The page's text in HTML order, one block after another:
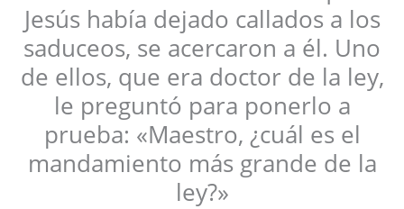
Jesús había dejado callados a los
saduceos, se acercaron a él. Uno
de ellos, que era doctor de la ley,
le preguntó para ponerlo a
prueba: «Maestro, ¿cuál es el
mandamiento más grande de la
ley?»